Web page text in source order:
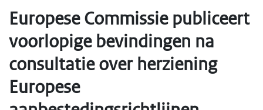
Europese Commissie publiceert
voorlopige bevindingen na
consultatie over herziening
Europese